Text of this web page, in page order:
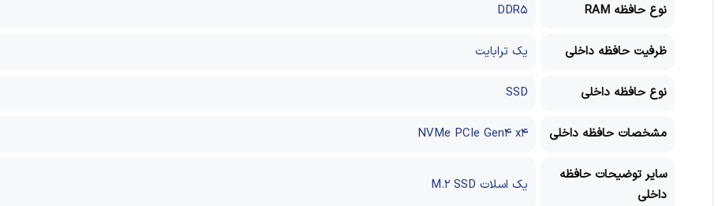
نوع حافظه RAM DDR۵
ظرفیت حافظه داخلی یک ترابایت
نوع حافظه داخلی SSD
مشخصات حافظه داخلی NVMe PCIe Gen۴ x۴
سایر توضیحات حافظه
داخلی
یک اسلات M.۲ SSD